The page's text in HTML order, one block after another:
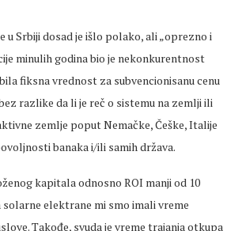
u Srbiji dosad je išlo polako, ali „oprezno i
minulih godina bio je nekonkurentnost
fiksna vrednost za subvencionisanu cenu
razlike da li je reč o sistemu na zemlji ili
zemlje poput Nemačke, Češke, Italije
banaka i/ili samih država.
kapitala odnosno ROI manji od 10
elektrane mi smo imali vreme
Takođe, svuda je vreme trajanja otkupa